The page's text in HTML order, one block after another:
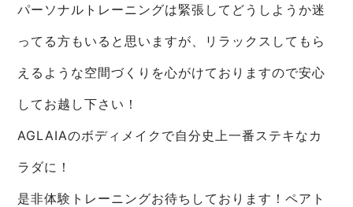
パーソナルトレーニングは緊張してどうしようか迷
ってる方もいると思いますが、リラックスしてもら
えるような空間づくりを心がけておりますので安心
してお越し下さい！
AGLAIAのボディメイクで自分史上一番ステキなカ
ラダに！
是非体験トレーニングお待ちしております！ペアト